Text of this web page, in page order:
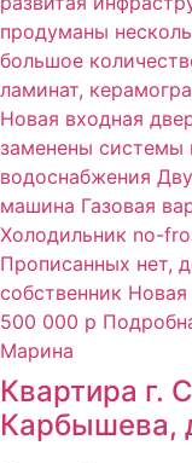
Квартира г.
Карбышева,